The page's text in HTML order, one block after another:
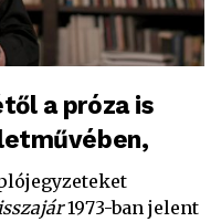
a próza is
1973-ban jelent